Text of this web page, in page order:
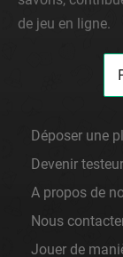
de jeu en ligne.
Déposer une
Devenir testeur
A propos de
Nous
Jouer de